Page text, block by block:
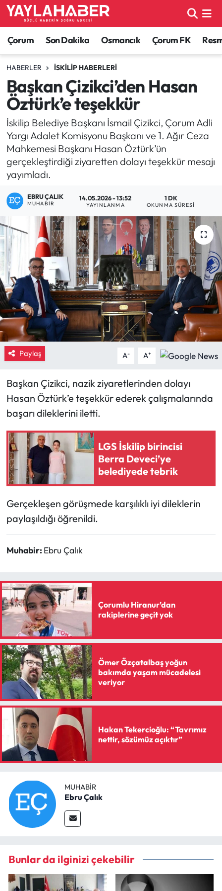
Çorum Son Dakika Osmancık Çorum FK
HABERLER İSKILIP HABERLERI
Başkan Çizikci’den Hasan
Öztürk’e teşekkür
İskilip Belediye Başkanı İsmail Çizikci, Çorum Adli
Yargı Adalet Komisyonu Başkanı ve 1. Ağır Ceza
Mahkemesi Başkanı Hasan Öztürk’ün
gerçekleştirdiği ziyaretten dolayı teşekkür mesajı
yayımladı.
EBRU ÇALIK
MUHABIR
14.05.2026 - 13:52
YAYINLANMA
1 DK
OKUNMA SÜRESI
Paylaş A- A+
Başkan Çizikci, nazik ziyaretlerinden dolayı
Hasan Öztürk’e teşekkür ederek çalışmalarında
başarı dileklerini iletti.
LGS İskilip birincisi
Berra Deveci’ye
belediyede tebrik
Gerçekleşen görüşmede karşılıklı iyi dileklerin
paylaşıldığı öğrenildi.
Muhabir: Ebru Çalık
Çorumlu Hiranur’dan
rakiplerine geçit yok
Ömer Özçatalbaş yoğun
bakımda yaşam mücadelesi
veriyor
Hakan Tekercioğlu: “Tavrımız
nettir, sözümüz açıktır”
MUHABIR
Ebru Çalık
Bunlar da ilginizi çekebilir
Alaca Haberleri
Bayat Haberleri
Bilgi - Keşfet Haberleri
Bilim ve Teknoloji
Boğazkale Haberleri
Çorum Haberleri
Dodurga Haberleri
Eğitim
Ekonomi
Güncel
İskilip Haberleri
Kargı Haberleri
Kültür Sanat
Laçin Haberleri
Magazin
Mecitözü Haberleri
Ortaköy Haberleri
Osmancık Haberleri
Resmi İlan
Resmi Reklam
Sağlık
Siyaset
Spor
Sungurlu Haberleri
Turizm
Yaşam
Yayla Haber
Yerel Haberler
Çorum Nöbetçi Eczaneler
Çorum Hava Durumu
Çorum Namaz Vakitleri
Çorum Trafik Yoğunluk Haritası
TFF 1.Lig Puan Durumu ve Fikstür
Tüm Manşetler
Haber Arşivi